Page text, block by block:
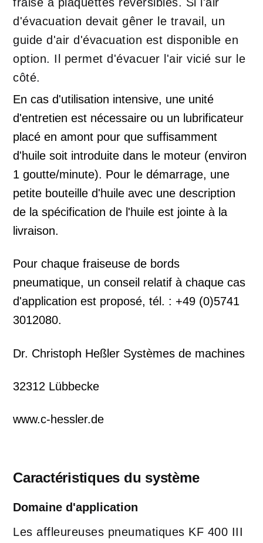
d'évacuation devait gêner le travail, un
guide d'air d'évacuation est disponible en
option. Il permet d'évacuer l'air vicié sur le
côté.
En cas d'utilisation intensive, une unité
d'entretien est nécessaire ou un lubrificateur
placé en amont pour que suffisamment
d'huile soit introduite dans le moteur (environ
1 goutte/minute). Pour le démarrage, une
petite bouteille d'huile avec une description
de la spécification de l'huile est jointe à la
livraison.
Pour chaque fraiseuse de bords
pneumatique, un conseil relatif à chaque cas
d'application est proposé, tél. : +49 (0)5741
3012080.
Dr. Christoph Heßler Systèmes de machines
32312 Lübbecke
www.c-hessler.de
Caractéristiques du système
Domaine d'application
Les affleureuses pneumatiques KF 400 III